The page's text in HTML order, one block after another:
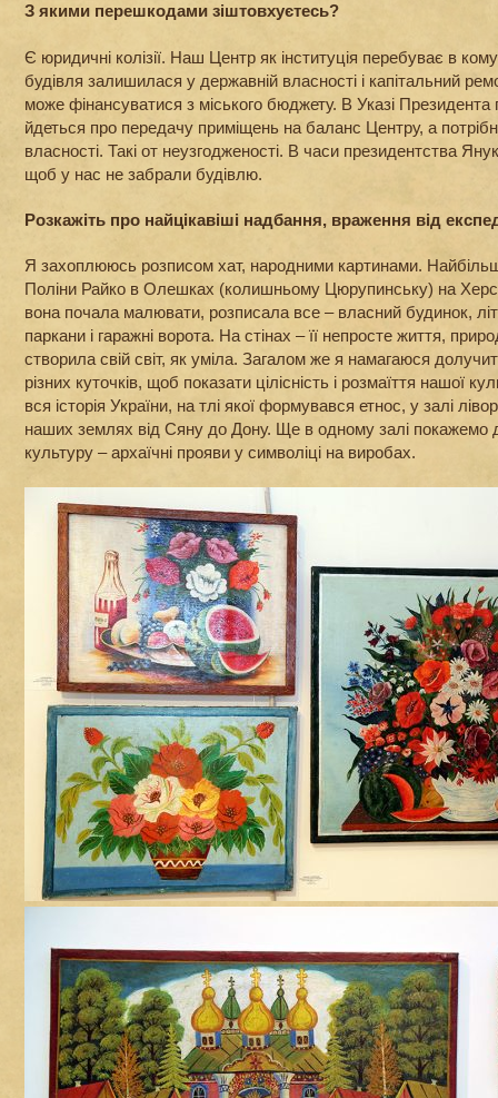
З якими перешкодами зіштовхуєтесь?
Є юридичні колізії. Наш Центр як інституція перебуває в
будівля залишилася у державній власності і капітальний
може фінансуватися з міського бюджету. В Указі
йдеться про передачу приміщень на баланс Центру, а
власності. Такі от неузгодженості. В часи президентства
щоб у нас не забрали будівлю.
Розкажіть про найцікавіші надбання, враження від
Я захоплююсь розписом хат, народними картинами.
Поліни Райко в Олешках (колишньому Цюрупинську) на
вона почала малювати, розписала все – власний будинок,
паркани і гаражні ворота. На стінах – її непросте життя,
створила свій світ, як уміла. Загалом же я намагаюся
різних куточків, щоб показати цілісність і розмаїття нашої
вся історія України, на тлі якої формувався етнос, у залі
наших землях від Сяну до Дону. Ще в одному залі покажемо
культуру – архаїчні прояви у символіці на виробах.